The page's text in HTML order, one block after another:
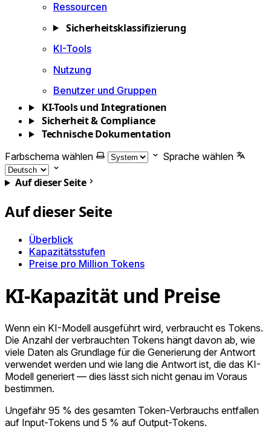
Ressourcen
Sicherheitsklassifizierung
KI-Tools
Nutzung
Benutzer und Gruppen
KI-Tools und Integrationen
Sicherheit & Compliance
Technische Dokumentation
Farbschema wählen Sprache wählen
Auf dieser Seite
Auf dieser Seite
Überblick
Kapazitätsstufen
Preise pro Million Tokens
KI-Kapazität und Preise
Wenn ein KI-Modell ausgeführt wird, verbraucht es Tokens.
Die Anzahl der verbrauchten Tokens hängt davon ab, wie
viele Daten als Grundlage für die Generierung der Antwort
verwendet werden und wie lang die Antwort ist, die das KI-
Modell generiert — dies lässt sich nicht genau im Voraus
bestimmen.
Ungefähr 95 % des gesamten Token-Verbrauchs entfallen
auf Input-Tokens und 5 % auf Output-Tokens.